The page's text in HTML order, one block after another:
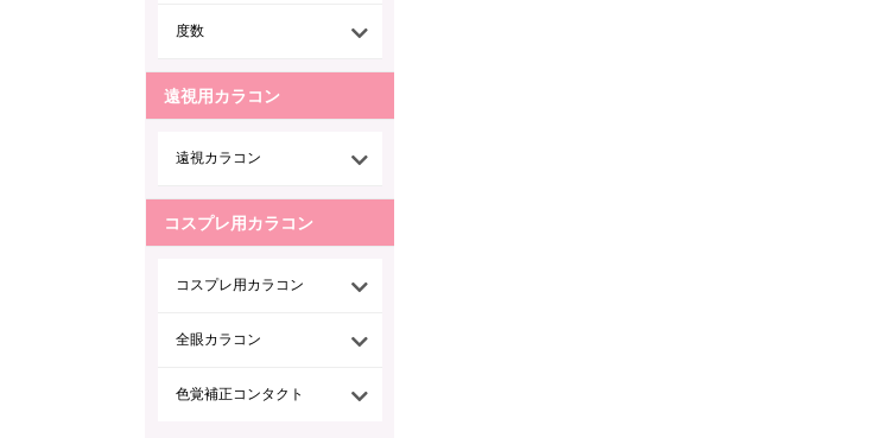
度数
遠視用カラコン
遠視カラコン
コスプレ用カラコン
コスプレ用カラコン
全眼カラコン
色覚補正コンタクト